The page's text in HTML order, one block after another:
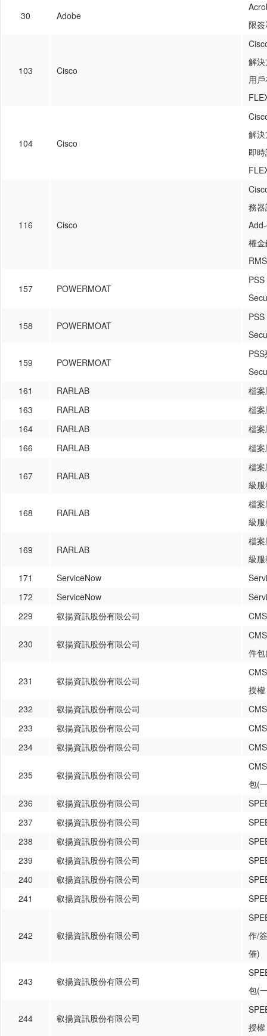
30 Adobe
限
103 Cisco
解
用
104 Cisco
解
即
116 Cisco
務
權
157 POWERMOAT
158 POWERMOAT
159 POWERMOAT
161
RARLAB
檔
163
RARLAB
檔
164
RARLAB
檔
166
RARLAB 檔
167 RARLAB
檔
級
168 RARLAB
檔
級
169 RARLAB
檔
級
171
ServiceNow
172
ServiceNow
229
叡揚資訊股份有限公司
230 叡揚資訊股份有限公司
件
231 叡揚資訊股份有限公司
授權
232
叡揚資訊股份有限公司
233
叡揚資訊股份有限公司
234
叡揚資訊股份有限公司
235 叡揚資訊股份有限公司
包(
236
叡揚資訊股份有限公司
237
叡揚資訊股份有限公司
238
叡揚資訊股份有限公司
239
叡揚資訊股份有限公司
240
叡揚資訊股份有限公司
241
叡揚資訊股份有限公司
242 叡揚資訊股份有限公司
作/
催)
243 叡揚資訊股份有限公司
包(
244 叡揚資訊股份有限公司
授權